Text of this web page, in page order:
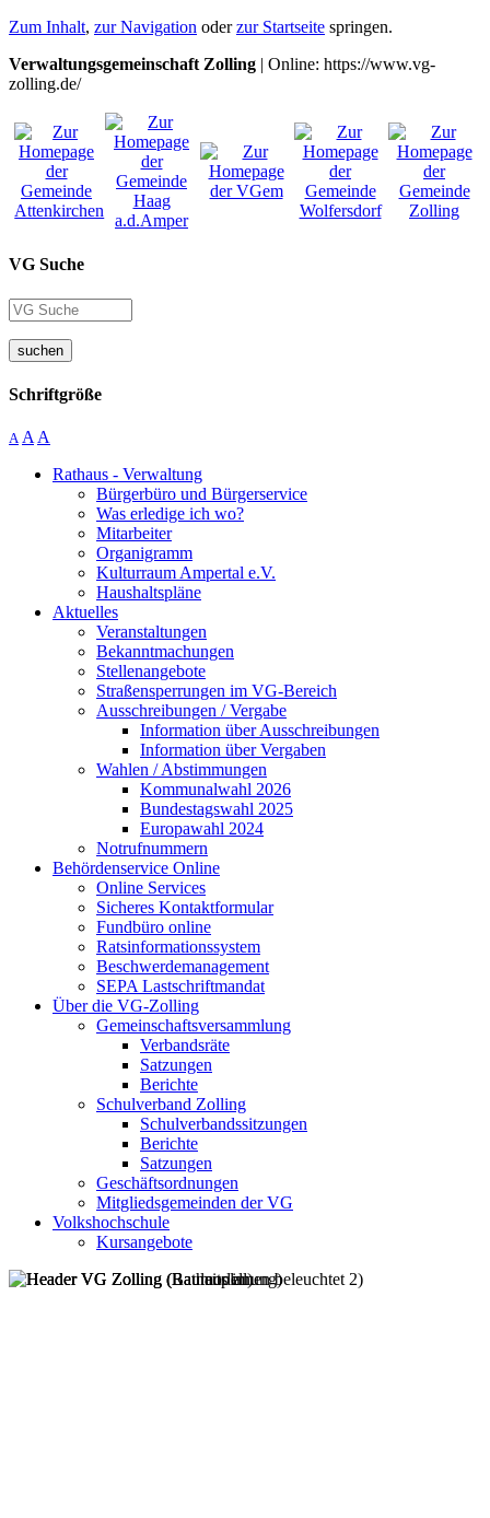
Zum Inhalt, zur Navigation oderzur Startseite springen.
Verwaltungsgemeinschaft Zolling | Online: https://www.vg-
zolling.de/
VG Suche
suchen
Schriftgröße
A A A
Rathaus - Verwaltung
Bürgerbüro und Bürgerservice
Was erledige ich wo?
Mitarbeiter
Organigramm
Kulturraum Ampertal e.V.
Haushaltspläne
Aktuelles
Veranstaltungen
Bekanntmachungen
Stellenangebote
Straßensperrungen im VG-Bereich
Ausschreibungen / Vergabe
Information über Ausschreibungen
Information über Vergaben
Wahlen / Abstimmungen
Kommunalwahl 2026
Bundestagswahl 2025
Europawahl 2024
Notrufnummern
Behördenservice Online
Online Services
Sicheres Kontaktformular
Fundbüro online
Ratsinformationssystem
Beschwerdemanagement
SEPA Lastschriftmandat
Über die VG-Zolling
Gemeinschaftsversammlung
Verbandsräte
Satzungen
Berichte
Schulverband Zolling
Schulverbandssitzungen
Berichte
Satzungen
Geschäftsordnungen
Mitgliedsgemeinden der VG
Volkshochschule
Kursangebote